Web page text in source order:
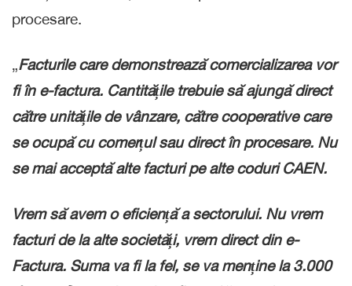
procesare.
„Facturile care demonstrează comercializarea vor
fi în e-factura. Cantitățile trebuie să ajungă direct
către unitățile de vânzare, către cooperative care
se ocupă cu comerțul sau direct în procesare. Nu
se mai acceptă alte facturi pe alte coduri CAEN.
Vrem să avem o eficiență a sectorului. Nu vrem
facturi de la alte societăți, vrem direct din e-
Factura. Suma va fi la fel, se va menține la 3.000